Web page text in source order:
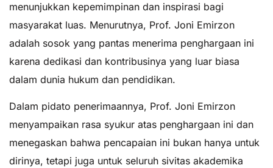
menunjukkan kepemimpinan dan inspirasi bagi
masyarakat luas. Menurutnya, Prof. Joni Emirzon
adalah sosok yang pantas menerima penghargaan ini
karena dedikasi dan kontribusinya yang luar biasa
dalam dunia hukum dan pendidikan.
Dalam pidato penerimaannya, Prof. Joni Emirzon
menyampaikan rasa syukur atas penghargaan ini dan
menegaskan bahwa pencapaian ini bukan hanya untuk
dirinya, tetapi juga untuk seluruh sivitas akademika